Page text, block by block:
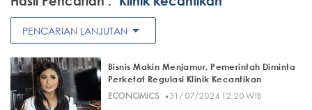
PENCARIAN LANJUTAN arrow_drop_down
Bisnis Makin Menjamur, Pemerintah Diminta
Perketat Regulasi Klinik Kecantikan
ECONOMICS· 31/07/2024 12:20 WIB